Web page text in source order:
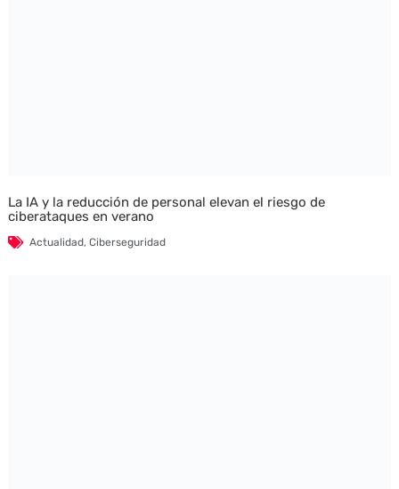
La IA y la reducción de personal elevan el riesgo de
ciberataques en verano
Actualidad, Ciberseguridad